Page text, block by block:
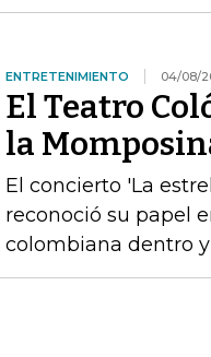
ENTRETENIMIENTO 04/08/
El Teatro
la
El concierto 'La
reconoció su papel
colombiana dentro